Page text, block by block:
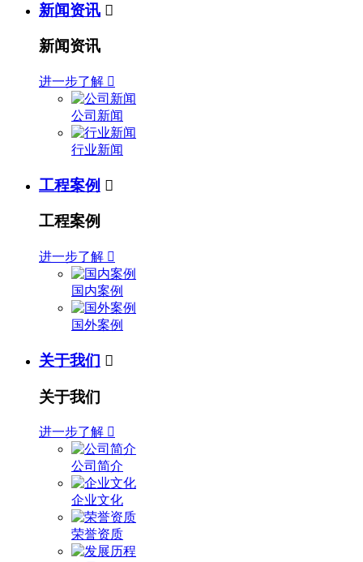
新闻资讯 
新闻资讯
进一步了解 
公司新闻
行业新闻
工程案例 
工程案例
进一步了解 
国内案例
国外案例
关于我们 
关于我们
进一步了解 
公司简介
企业文化
荣誉资质